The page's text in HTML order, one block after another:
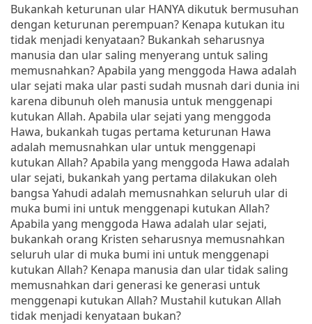
Bukankah keturunan ular HANYA dikutuk bermusuhan
dengan keturunan perempuan? Kenapa kutukan itu
tidak menjadi kenyataan? Bukankah seharusnya
manusia dan ular saling menyerang untuk saling
memusnahkan? Apabila yang menggoda Hawa adalah
ular sejati maka ular pasti sudah musnah dari dunia ini
karena dibunuh oleh manusia untuk menggenapi
kutukan Allah. Apabila ular sejati yang menggoda
Hawa, bukankah tugas pertama keturunan Hawa
adalah memusnahkan ular untuk menggenapi
kutukan Allah? Apabila yang menggoda Hawa adalah
ular sejati, bukankah yang pertama dilakukan oleh
bangsa Yahudi adalah memusnahkan seluruh ular di
muka bumi ini untuk menggenapi kutukan Allah?
Apabila yang menggoda Hawa adalah ular sejati,
bukankah orang Kristen seharusnya memusnahkan
seluruh ular di muka bumi ini untuk menggenapi
kutukan Allah? Kenapa manusia dan ular tidak saling
memusnahkan dari generasi ke generasi untuk
menggenapi kutukan Allah? Mustahil kutukan Allah
tidak menjadi kenyataan bukan?